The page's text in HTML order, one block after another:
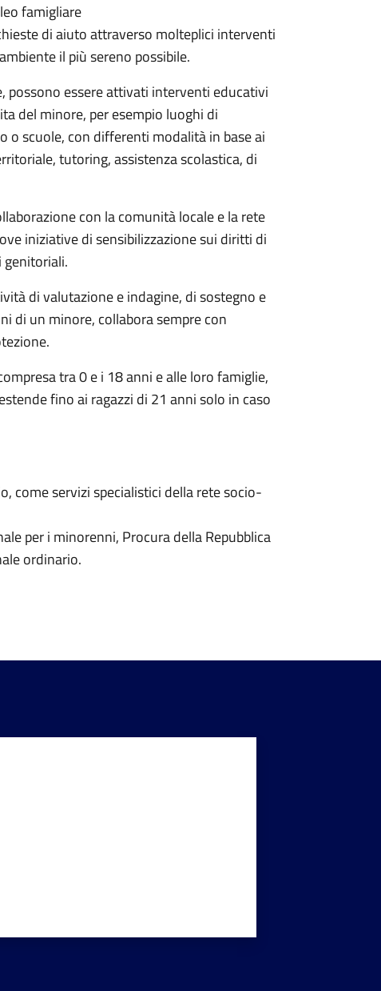
famigliare
di aiuto attraverso molteplici interventi
il più sereno possibile.
, possono essere attivati interventi educativi
del minore, per esempio luoghi di
o scuole, con differenti modalità in base ai
tutoring, assistenza scolastica, di
con la comunità locale e la rete
iniziative di sensibilizzazione sui diritti di
genitoriali.
di valutazione e indagine, di sostegno e
di un minore, collabora sempre con
tra 0 e i 18 anni e alle loro famiglie,
fino ai ragazzi di 21 anni solo in caso
come servizi specialistici della rete socio-
per i minorenni, Procura della Repubblica
ordinario.